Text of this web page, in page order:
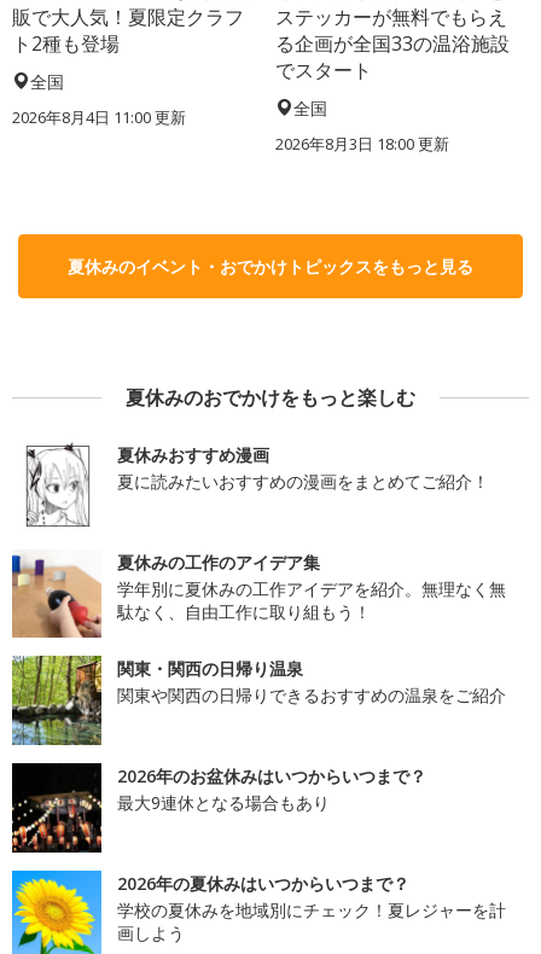
販で大人気！夏限定クラフ
ト2種も登場
全国
2026年8月4日 11:00更新
ステッカーが無料でもらえ
る企画が全国33の温浴施設
でスタート
全国
2026年8月3日 18:00更新
夏休みのイベント・おでかけトピックスをもっと見る
夏休みのおでかけをもっと楽しむ
夏休みおすすめ漫画
夏に読みたいおすすめの漫画をまとめてご紹介！
夏休みの工作のアイデア集
学年別に夏休みの工作アイデアを紹介。無理なく無
駄なく、自由工作に取り組もう！
関東・関西の日帰り温泉
関東や関西の日帰りできるおすすめの温泉をご紹介
2026年のお盆休みはいつからいつまで？
最大9連休となる場合もあり
2026年の夏休みはいつからいつまで？
学校の夏休みを地域別にチェック！夏レジャーを計
画しよう